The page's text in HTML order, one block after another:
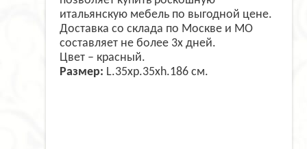
итальянскую мебель по выгодной цене.
Доставка со склада по Москве и МО
составляет не более 3х дней.
Цвет – красный.
Размер: L.35xp.35xh.186 см.